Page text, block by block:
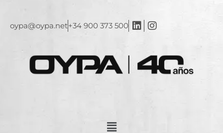
oypa@oypa.net+34 900 373 500